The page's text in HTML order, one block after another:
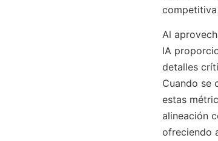
Al
IA
detalles
Cuando se
estas
alineación
ofreciendo